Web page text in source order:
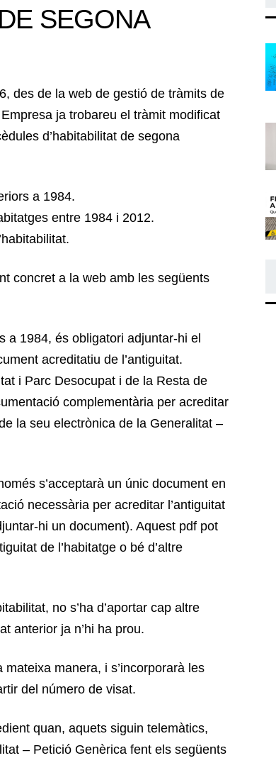
SEGONA
des de la web de gestió de tràmits de
ja trobareu el tràmit modificat
d’habitabilitat de segona
a 1984.
entre 1984 i 2012.
concret a la web amb les següents
a 1984, és obligatori adjuntar-hi el
acreditatiu de l’antiguitat.
i Parc Desocupat i de la Resta de
complementària per acreditar
la seu electrònica de la Generalitat –
s’acceptarà un únic document en
necessària per acreditar l’antiguitat
hi un document). Aquest pdf pot
de l’habitatge o bé d’altre
no s’ha d’aportar cap altre
anterior ja n’hi ha prou.
manera, i s’incorporarà les
del número de visat.
quan, aquets siguin telemàtics,
– Petició Genèrica fent els següents